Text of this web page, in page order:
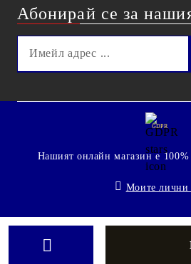
Абонирай се за
GDPR
Нашият онлайн магазин е 100%
Моите лични